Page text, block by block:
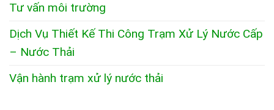
Tư vấn môi trường
Dịch Vụ Thiết Kế Thi Công Trạm Xử Lý Nước Cấp
– Nước Thải
Vận hành trạm xử lý nước thải